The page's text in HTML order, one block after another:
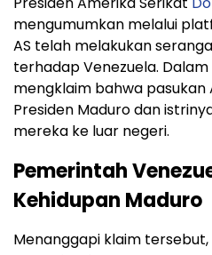
mengumumkan melalui
AS telah melakukan
terhadap Venezuela.
mengklaim bahwa
Presiden Maduro dan
mereka ke luar negeri.
Pemerintah
Kehidupan Maduro
Menanggapi klaim